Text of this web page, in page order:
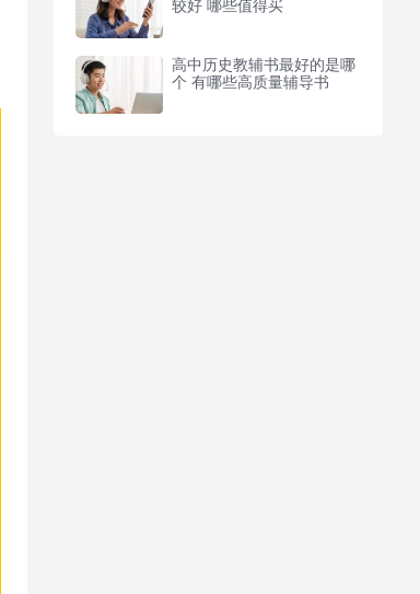
较好 哪些值得买
高中历史教辅书最好的是哪
个 有哪些高质量辅导书